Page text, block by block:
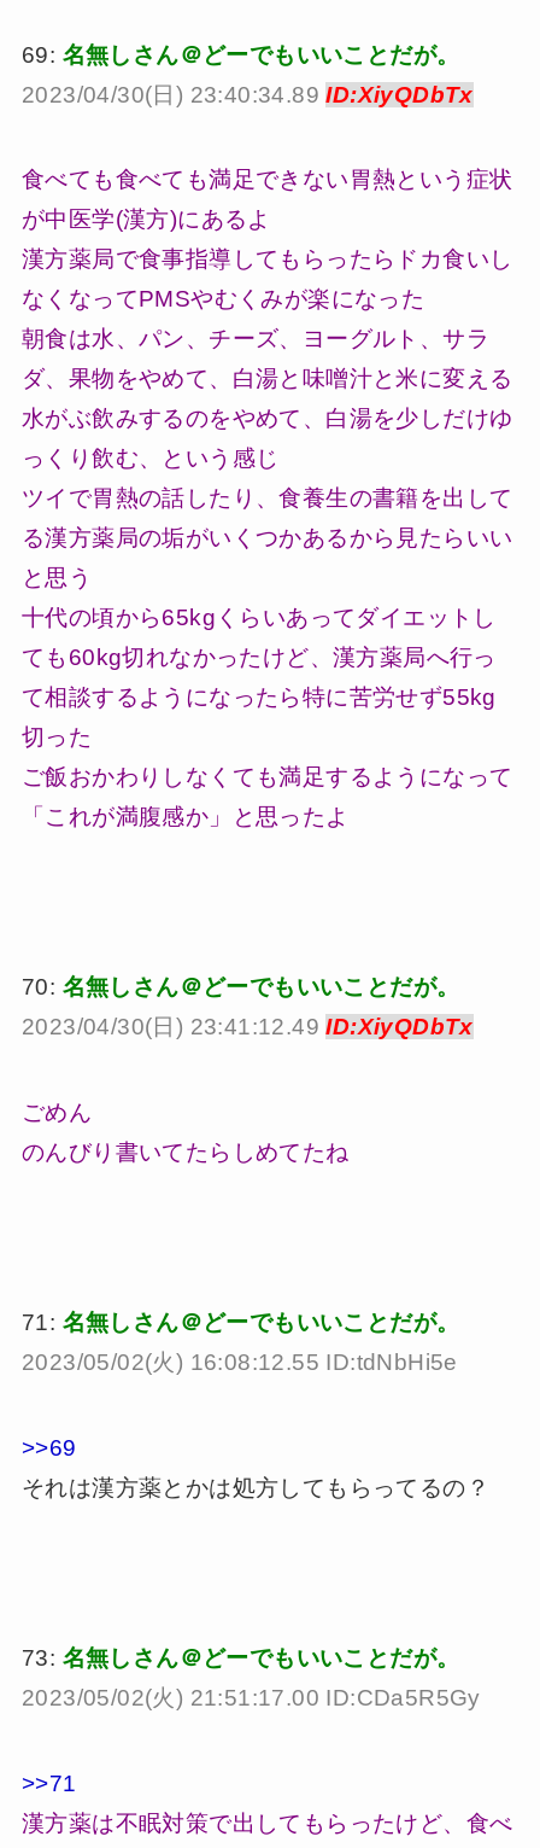
69: 名無しさん＠どーでもいいことだが。
2023/04/30(日) 23:40:34.89ID:XiyQDbTx
食べても食べても満足できない胃熱という症状
が中医学(漢方)にあるよ
漢方薬局で食事指導してもらったらドカ食いし
なくなってPMSやむくみが楽になった
朝食は水、パン、チーズ、ヨーグルト、サラ
ダ、果物をやめて、白湯と味噌汁と米に変える
水がぶ飲みするのをやめて、白湯を少しだけゆ
っくり飲む、という感じ
ツイで胃熱の話したり、食養生の書籍を出して
る漢方薬局の垢がいくつかあるから見たらいい
と思う
十代の頃から65kgくらいあってダイエットし
ても60kg切れなかったけど、漢方薬局へ行っ
て相談するようになったら特に苦労せず55kg
切った
ご飯おかわりしなくても満足するようになって
「これが満腹感か」と思ったよ
70: 名無しさん＠どーでもいいことだが。
2023/04/30(日) 23:41:12.49ID:XiyQDbTx
ごめん
のんびり書いてたらしめてたね
71: 名無しさん＠どーでもいいことだが。
2023/05/02(火) 16:08:12.55 ID:tdNbHi5e
>>69
それは漢方薬とかは処方してもらってるの？
73: 名無しさん＠どーでもいいことだが。
2023/05/02(火) 21:51:17.00 ID:CDa5R5Gy
>>71
漢方薬は不眠対策で出してもらったけど、食べ